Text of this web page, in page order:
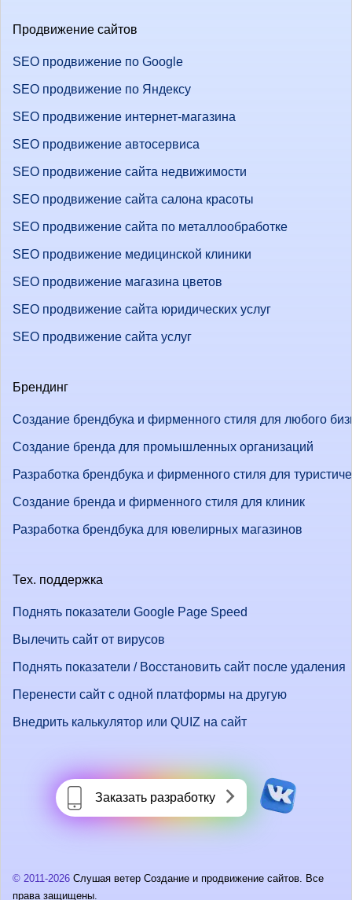
Продвижение сайтов
SEO продвижение по Google
SEO продвижение по Яндексу
SEO продвижение интернет-магазина
SEO продвижение автосервиса
SEO продвижение сайта недвижимости
SEO продвижение сайта салона красоты
SEO продвижение сайта по металлообработке
SEO продвижение медицинской клиники
SEO продвижение магазина цветов
SEO продвижение сайта юридических услуг
SEO продвижение сайта услуг
Брендинг
Создание брендбука и фирменного стиля для любого
Создание бренда для промышленных организаций
Разработка брендбука и фирменного стиля для
Создание бренда и фирменного стиля для клиник
Разработка брендбука для ювелирных магазинов
Тех. поддержка
Поднять показатели Google Page Speed
Вылечить сайт от вирусов
Поднять показатели / Восстановить сайт после удаления
Перенести сайт с одной платформы на другую
Внедрить калькулятор или QUIZ на сайт
Заказать разработку
© 2011-2026 Слушая ветер Создание и продвижение сайтов. Все
права защищены.